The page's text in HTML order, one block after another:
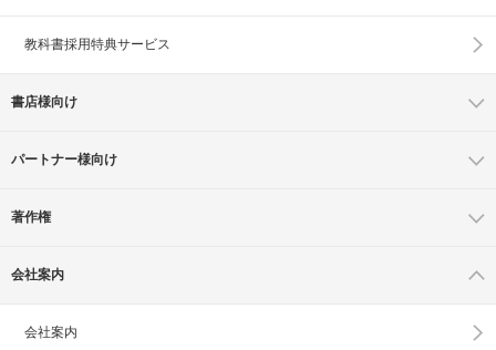
教科書採用特典サービス
書店様向け
パートナー様向け
著作権
会社案内
会社案内